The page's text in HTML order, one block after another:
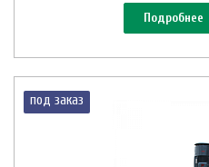
Подробнее
под заказ